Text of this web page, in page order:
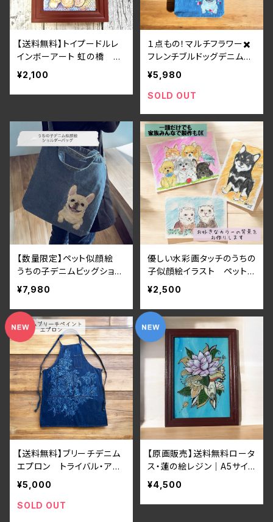
【送料無料】トイプードルレ
インボーアート 虹の橋 色
鉛筆画 うちの子アート
似顔絵（原画販売）
¥2,100
１点もの！マルチフラワー✖️
フレンチブルドッグデニム２
WAY斜めがけショルダーバ
ッグ メッセンジャーバッグ
トート
¥5,980
SOLD OUT
【数量限定】ペット似顔絵
うちの子デニムビッグショル
ダートートバッグ メッセン
ジャー 斜めがけ A４
ヨガバッグ
¥7,980
優しい水彩画タッチのうちの
子似顔絵イラスト ペット
似顔絵 犬猫 うさぎ イ
ンコ フェレット ハムスタ
ー
¥2,500
【送料無料】ブリーチデニム
エプロン トライバル・アジ
アン・ロータス・蓮・ヘナタト
ゥー
¥5,000
SOLD OUT
【原画販売】送料無料ロータ
ス・蓮の絵レジン｜A5サイ
ズインテリアアート（RO-３）
¥4,500